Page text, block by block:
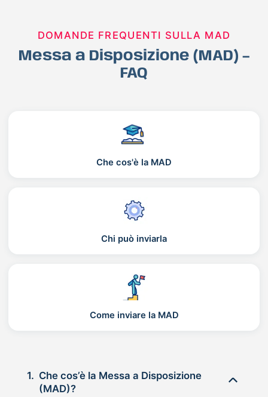
DOMANDE FREQUENTI SULLA MAD
Messa a Disposizione (MAD) –
FAQ
Che cos'è la MAD
Chi può inviarla
Come inviare la MAD
1. Che cos’è la Messa a Disposizione
(MAD)?